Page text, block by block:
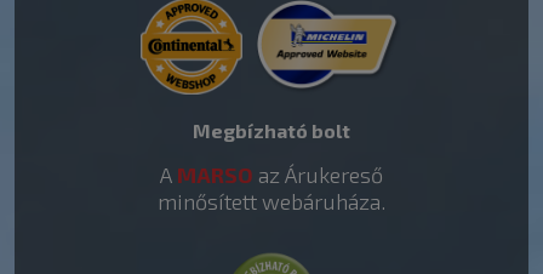
Megbízható bolt
A MARSO az Árukereső
minősített webáruháza.